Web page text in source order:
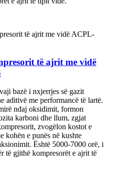
të ajrit me vidë
bazë i nxjerrjes së gazit
aditivë me performancë të lartë.
ndaj oksidimit, formon
karboni dhe llum, zgjat
zvogëlon kostot e
kohën e punës në kushte
Është 5000-7000 orë, i
të gjithë kompresorët e ajrit të